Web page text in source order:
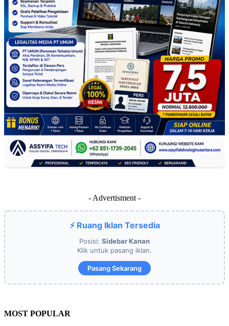
- Advertisment -
⚡ Ruang Iklan Tersedia
Posisi: Sidebar Kanan
Klik untuk pasang iklan.
Pasang Sekarang
MOST POPULAR